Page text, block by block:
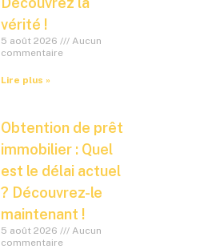
vérité !
5 août 2026
Aucun
commentaire
Lire plus »
Obtention de prêt
immobilier : Quel
est le délai actuel
? Découvrez-le
maintenant !
5 août 2026
Aucun
commentaire